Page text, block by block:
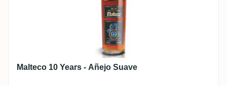
Malteco 10 Years - Añejo Suave